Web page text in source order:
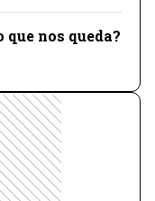
nos queda?